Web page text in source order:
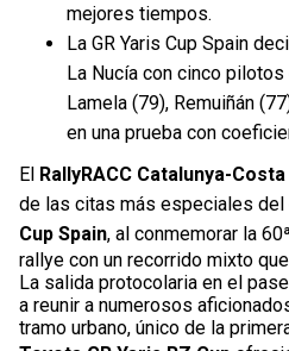
mejores tiempos.
La GR Yaris Cup Spain
La Nucía con cinco
Lamela (79), Remuiñán
en una prueba con
El RallyRACC Catalunya-
de las citas más especiales del
Cup Spain, al conmemorar la
rallye con un recorrido mixto
La salida protocolaria en el
a reunir a numerosos
tramo urbano, único de la